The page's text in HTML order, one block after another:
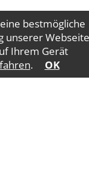
bestmögliche
unserer Webseite
Ihrem Gerät
. OK